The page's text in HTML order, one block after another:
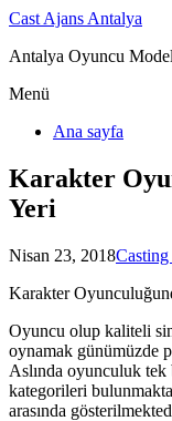
Cast Ajans Antalya
Antalya Oyuncu
Menü
Ana sayfa
Karakter
Yeri
Nisan 23, 2018Casting
Karakter
Oyuncu olup kaliteli
oynamak günümüzde
Aslında oyunculuk
kategorileri
arasında